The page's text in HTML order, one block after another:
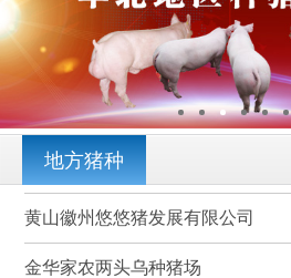
地方猪种
黄山徽州悠悠猪发展有限公司
金华家农两头乌种猪场